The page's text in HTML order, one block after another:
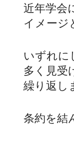
近年学会
イメージ
いずれに
多く見受
繰り返し
条約を結